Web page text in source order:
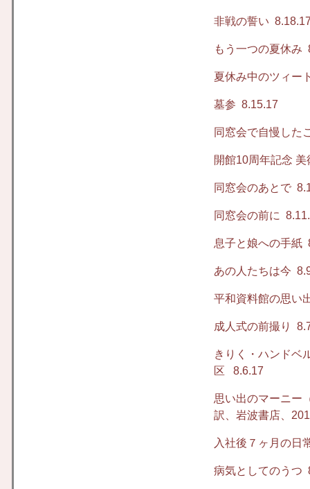
非戦の誓い
もう一つの夏休み
夏休み中のツィー
墓参 8.15.17
同窓会で自慢した
開館10周年記念
同窓会のあとで
同窓会の前に
息子と娘への手紙
あの人たちは今
平和資料館の思い
成人式の前撮り
きりく・ハンドベ
区
8.6.17
思い出のマーニー
訳、岩波書店、
入社後７ヶ月の日
病気としてのうつ